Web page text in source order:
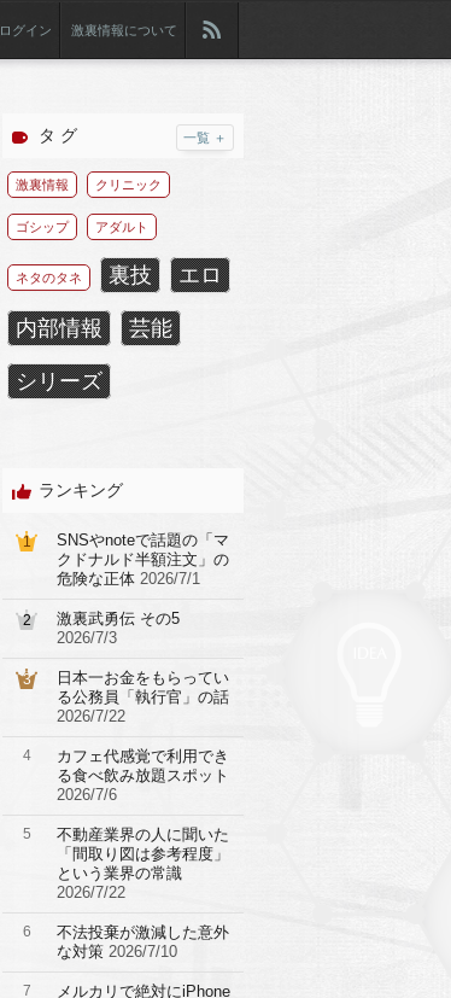
ログイン 激裏情報について
タ グ 一覧 ＋
激裏情報 クリニック
ゴシップ アダルト
ネタのタネ 裏技 エロ
内部情報 芸能
シリーズ
ランキング
1
SNSやnoteで話題の「マ
クドナルド半額注文」の
危険な正体 2026/7/1
2
激裏武勇伝 その5
2026/7/3
3
日本一お金をもらってい
る公務員「執行官」の話
2026/7/22
4
カフェ代感覚で利用でき
る食べ飲み放題スポット
2026/7/6
5
不動産業界の人に聞いた
「間取り図は参考程度」
という業界の常識
2026/7/22
6
不法投棄が激減した意外
な対策 2026/7/10
7
メルカリで絶対にiPhone